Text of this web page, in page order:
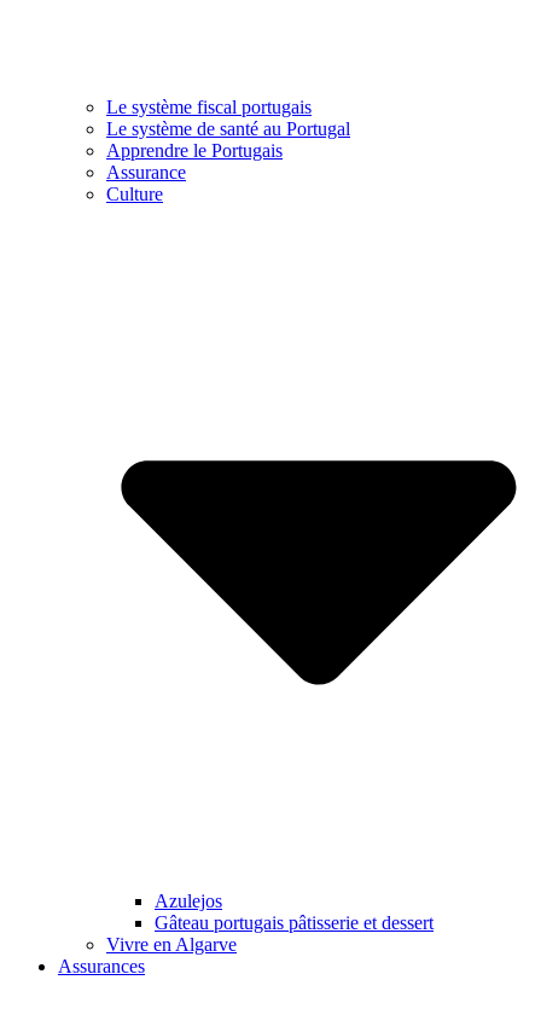
Le système fiscal portugais
Le système de santé au Portugal
Apprendre le Portugais
Assurance
Culture
Azulejos
Gâteau portugais pâtisserie et dessert
Vivre en Algarve
Assurances